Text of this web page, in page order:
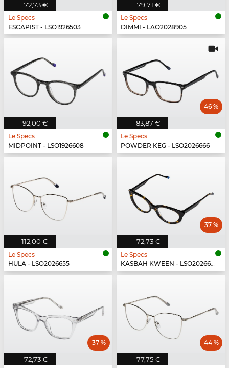
72,73 €
Le Specs
ESCAPIST - LSO1926503
79,71 €
Le Specs
DIMMI - LAO2028905
92,00 €
Le Specs
MIDPOINT - LSO1926608
83,87 €
46 %
Le Specs
POWDER KEG - LSO2026666
112,00 €
Le Specs
HULA - LSO2026655
72,73 €
37 %
Le Specs
KASBAH KWEEN - LSO2026634
72,73 €
37 %
77,75 €
44 %